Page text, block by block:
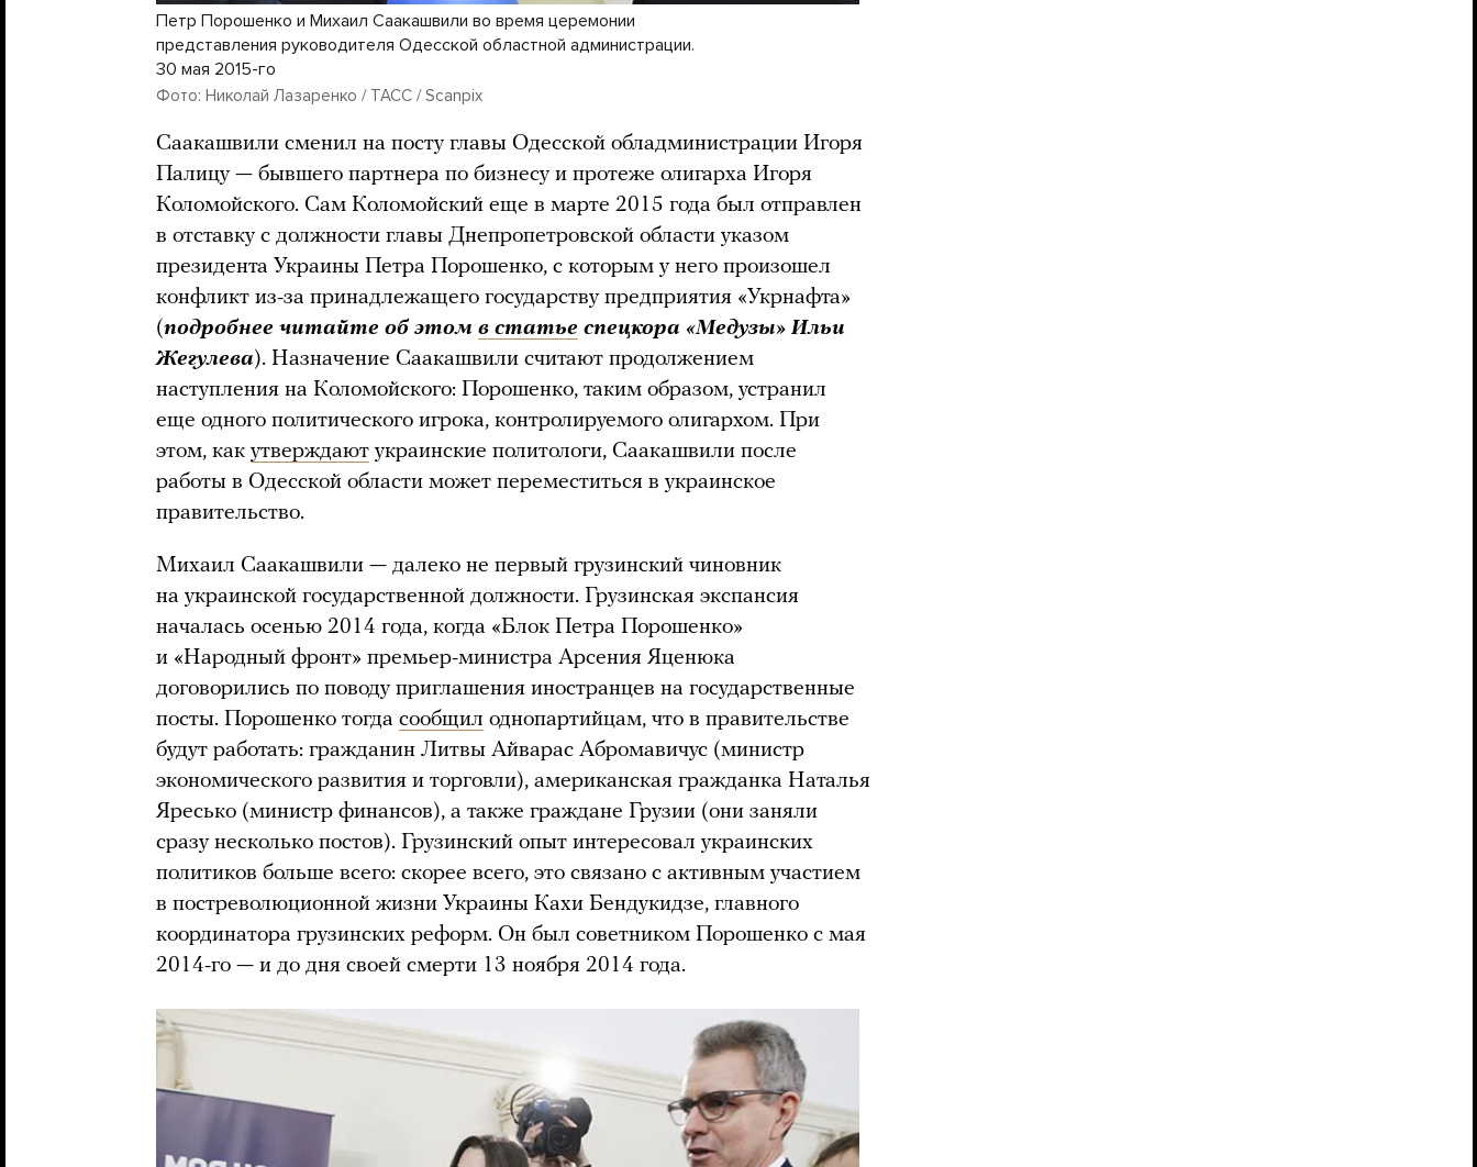
Петр Порошенко и Михаил Саакашвили во время церемонии
представления руководителя Одесской областной администрации.
30 мая 2015-го
Фото: Николай Лазаренко / ТАСС / Scanpix
Саакашвили сменил на посту главы Одесской обладминистрации Игоря
Палицу — бывшего партнера по бизнесу и протеже олигарха Игоря
Коломойского. Сам Коломойский еще в марте 2015 года был отправлен
в отставку с должности главы Днепропетровской области указом
президента Украины Петра Порошенко, с которым у него произошел
конфликт из-за принадлежащего государству предприятия «Укрнафта»
(подробнее читайте об этом в статье спецкора «Медузы» Ильи
Жегулева). Назначение Саакашвили считают продолжением
наступления на Коломойского: Порошенко, таким образом, устранил
еще одного политического игрока, контролируемого олигархом. При
этом, как утверждают украинские политологи, Саакашвили после
работы в Одесской области может переместиться в украинское
правительство.
Михаил Саакашвили — далеко не первый грузинский чиновник
на украинской государственной должности. Грузинская экспансия
началась осенью 2014 года, когда «Блок Петра Порошенко»
и «Народный фронт» премьер-министра Арсения Яценюка
договорились по поводу приглашения иностранцев на государственные
посты. Порошенко тогда сообщил однопартийцам, что в правительстве
будут работать: гражданин Литвы Айварас Абромавичус (министр
экономического развития и торговли), американская гражданка Наталья
Яресько (министр финансов), а также граждане Грузии (они заняли
сразу несколько постов). Грузинский опыт интересовал украинских
политиков больше всего: скорее всего, это связано с активным участием
в постреволюционной жизни Украины Кахи Бендукидзе, главного
координатора грузинских реформ. Он был советником Порошенко с мая
2014-го — и до дня своей смерти 13 ноября 2014 года.